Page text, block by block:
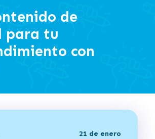
de
para tu
con
21 de enero